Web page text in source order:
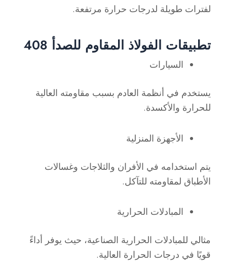
لفترات طويلة لدرجات حرارة مرتفعة.
تطبيقات الفولاذ المقاوم للصدأ 408
السيارات
يستخدم في أنظمة العادم بسبب مقاومته العالية
للحرارة والأكسدة.
الأجهزة المنزلية
يتم استخدامه في الأفران والثلاجات وغسالات
الأطباق لمقاومته للتآكل.
المبادلات الحرارية
مثالي للمبادلات الحرارية الصناعية، حيث يوفر أداءً
قويًا في درجات الحرارة العالية.